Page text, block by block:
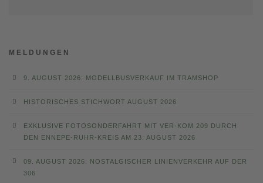
MELDUNGEN
9. AUGUST 2026: MODELLBUSVERKAUF IM TRAMSHOP
HISTORISCHES STICHWORT AUGUST 2026
EXKLUSIVE FOTOSONDERFAHRT MIT VER-KOM 209 DURCH
DEN ENNEPE-RUHR-KREIS AM 23. AUGUST 2026
09. AUGUST 2026: NOSTALGISCHER LINIENVERKEHR AUF DER
306